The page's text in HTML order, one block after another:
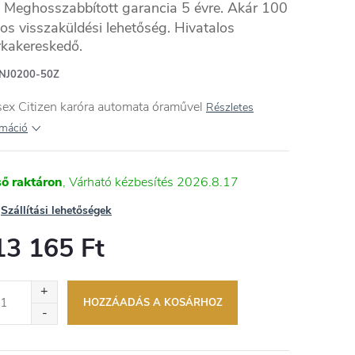
Meghosszabbított garancia 5 évre. Akár 100
visszaküldési lehetőség. Hivatalos
NJ0200-50Z
Citizen karóra automata óraművel Részletes
raktáron 2026.8.17
Szállítási lehetőségek
165 Ft
HOZZÁADÁS A KOSÁRHOZ